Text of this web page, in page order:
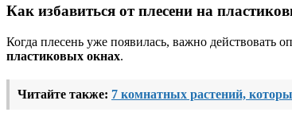
Как избавиться от плесени на
Когда плесень уже появилась, важно действовать
пластиковых окнах.
Читайте также: 7 комнатных растений,